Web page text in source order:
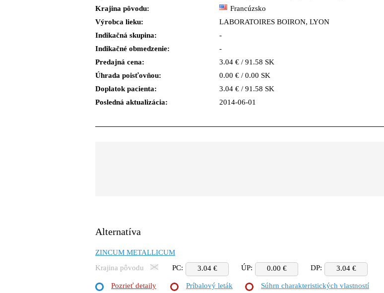
Krajina pôvodu:
Francúzsko
Výrobca lieku:
LABORATOIRES BOIRON, LYON
Indikačná skupina:
-
Indikačné obmedzenie:
-
Predajná cena:
3.04 € / 91.58 SK
Úhrada poisťovňou:
0.00 € / 0.00 SK
Doplatok pacienta:
3.04 € / 91.58 SK
Posledná aktualizácia:
2014-06-01
Alternatíva
ZINCUM METALLICUM
Krajina pôvodu
PC: 3.04 € ÚP: 0.00 € DP: 3.04 €
Pozrieť detaily Príbalový leták Súhrn charakteristických vlastností